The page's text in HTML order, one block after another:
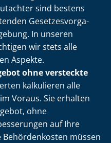
sind bestens
Ge­set­zes­vor­ga­
In unseren
wir stets alle
Aspekte.
ohne versteckte
kalkulieren alle
Voraus. Sie erhalten
ohne
auf Ihre
Behördenkosten müssen